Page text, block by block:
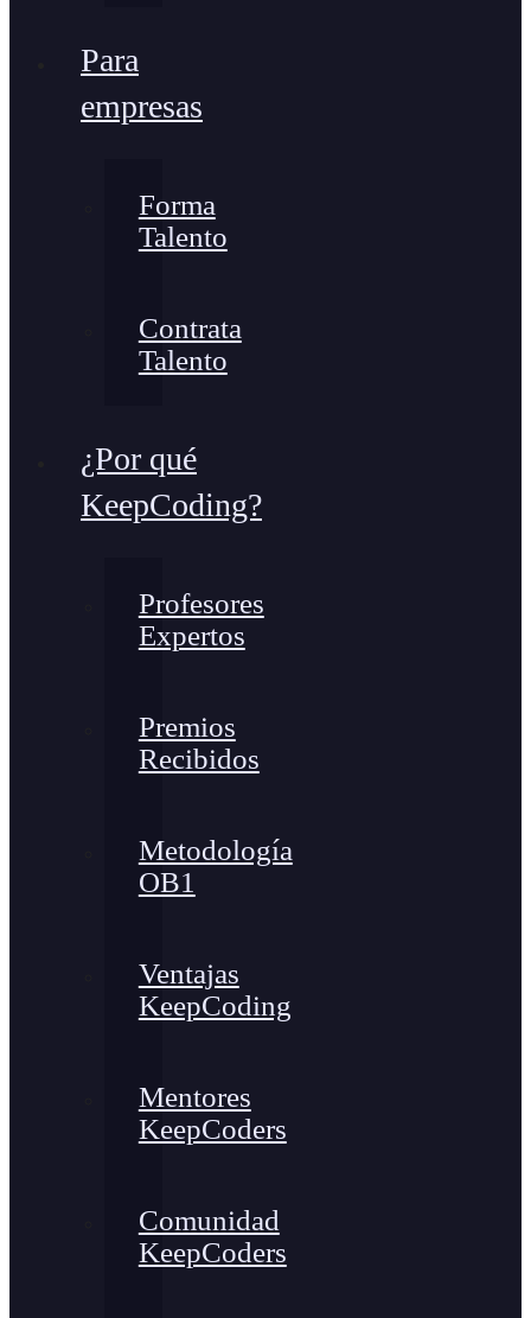
Para
empresas
Forma
Talento
Contrata
Talento
¿Por qué
KeepCoding?
Profesores
Expertos
Premios
Recibidos
Metodología
OB1
Ventajas
KeepCoding
Mentores
KeepCoders
Comunidad
KeepCoders